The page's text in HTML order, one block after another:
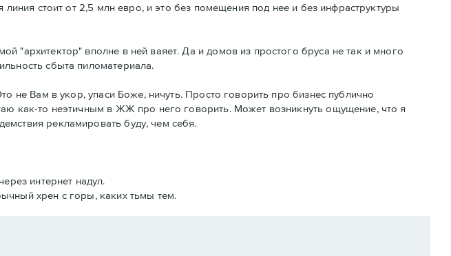
стоит от 2,5 млн евро, и это без помещения под нее и без инфраструктуры
"архитектор" вполне в ней ваяет. Да и домов из простого бруса не так и много
сбыта пиломатериала.
не Вам в укор, упаси Боже, ничуть. Просто говорить про бизнес публично
как-то неэтичным в ЖЖ про него говорить. Может возникнуть ощущение, что я
рекламировать буду, чем себя.
интернет надул.
хрен с горы, каких тьмы тем.